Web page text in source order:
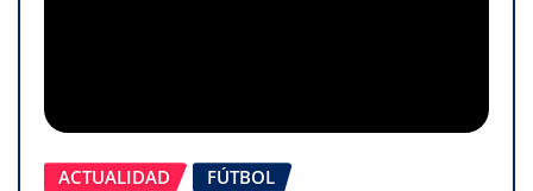
ACTUALIDAD
FÚTBOL